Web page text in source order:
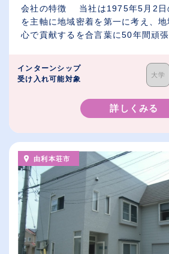
会社の特徴 当社は1975年5月2日
を主軸に地域密着を第一に考え、
心で貢献するを合言葉に50年間頑
インターンシップ
受け入れ可能対象
大学
詳しくみる
由利本荘市